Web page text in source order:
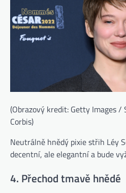
(Obrazový kredit: Getty Images /
Corbis)
Neutrálně hnědý pixie střih Léy
decentní, ale elegantní a bude
4. Přechod tmavě hnědé